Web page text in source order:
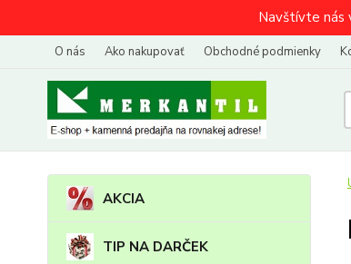
Navštívte nás
O nás Ako nakupovať Obchodné podmienky
AKCIA
TIP NA DARČEK